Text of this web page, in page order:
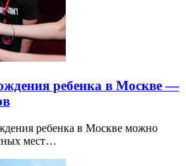
ребенка в Москве —
ребенка в Москве можно
мест…